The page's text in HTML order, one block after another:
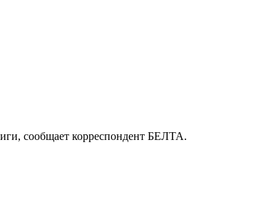
сообщает корреспондент БЕЛТА.